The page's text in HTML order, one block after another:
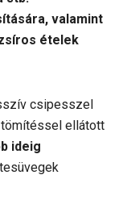
valamint
ételek
csipesszel
tömítéssel ellátott
ideig